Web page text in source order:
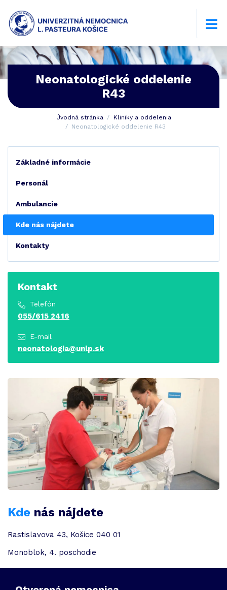
Neonatologické oddelenie
R43
Úvodná stránka
Kliniky a oddelenia
Neonatologické oddelenie R43
Kde nás nájdete
Rastislavova 43, Košice 040 01
Monoblok, 4. poschodie
Základné informácie
Personál
Ambulancie
Kde nás nájdete
Kontakty
Kontakt
Telefón
055/615 2416
E-mail
neonatologia@unlp.sk